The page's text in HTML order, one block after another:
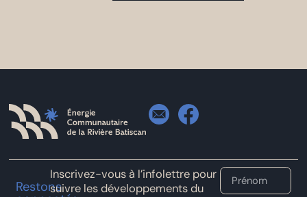
Restons
Inscrivez-vous à l’infolettre pour
suivre les développements du